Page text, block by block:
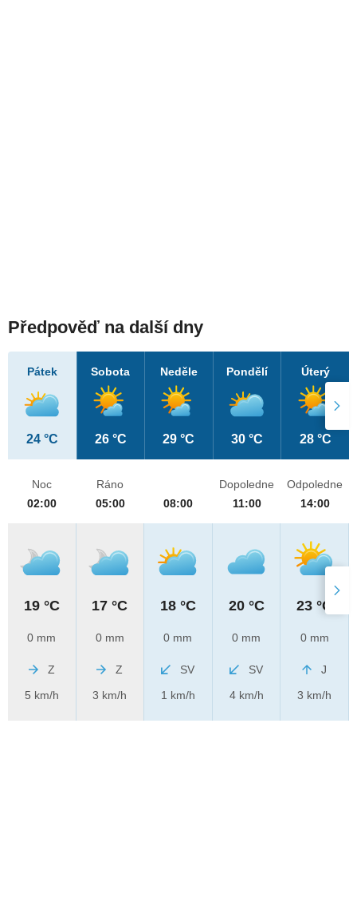
Předpověď na další dny
Pátek
24 °C
Sobota
26 °C
Neděle
29 °C
Pondělí
30 °C
Úterý
28 °C
Noc
02:00
19 °C
0 mm
Z
5 km/h
Ráno
05:00
17 °C
0 mm
Z
3 km/h
08:00
18 °C
0 mm
SV
1 km/h
Dopoledne
11:00
20 °C
0 mm
SV
4 km/h
Odpoledne
14:00
23 °C
0 mm
J
3 km/h